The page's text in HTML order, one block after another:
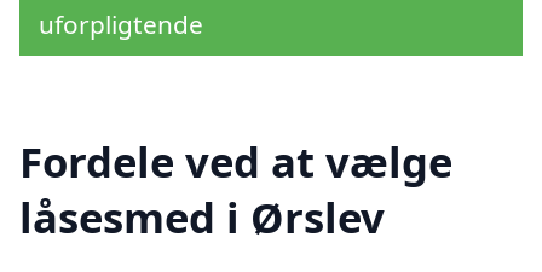
uforpligtende
Fordele ved at vælge
låsesmed i Ørslev